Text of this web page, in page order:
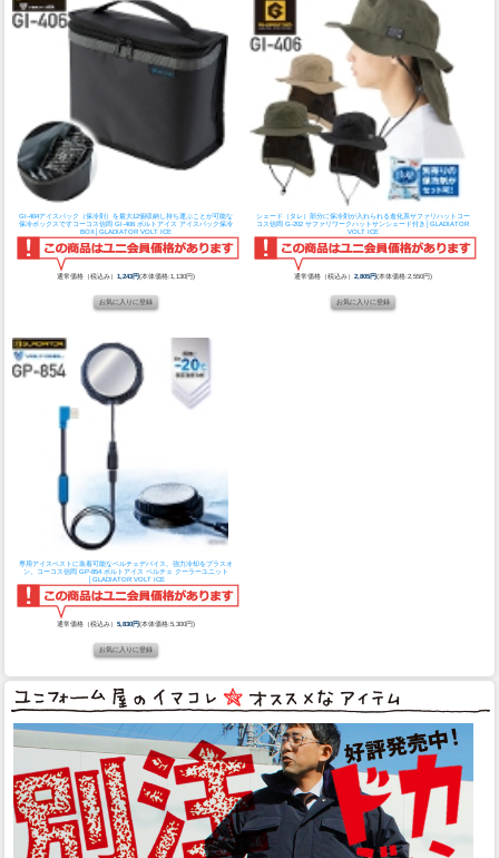
GI-404アイスパック（保冷剤）を最大12個収納し持ち運ぶことが可能な
保冷ボックスですコーコス信岡 GI-406 ボルトアイス アイスパック保冷
BOX│GLADIATOR VOLT ICE
通常価格（税込み）1,243円(本体価格:1,130円)
シェード（タレ）部分に保冷剤が入れられる進化系サファリハット コー
コス信岡 G-202 サファリワークハットサンシェード付き│GLADIATOR
VOLT ICE
通常価格（税込み） 2,805円(本体価格:2,550円)
専用アイスベストに装着可能なペルチェデバイス。強力冷却をプラスオ
ン。
コーコス信岡 GP-854 ボルトアイス ペルチェ クーラーユニット
│GLADIATOR VOLT ICE
通常価格（税込み）5,830円(本体価格:5,300円)